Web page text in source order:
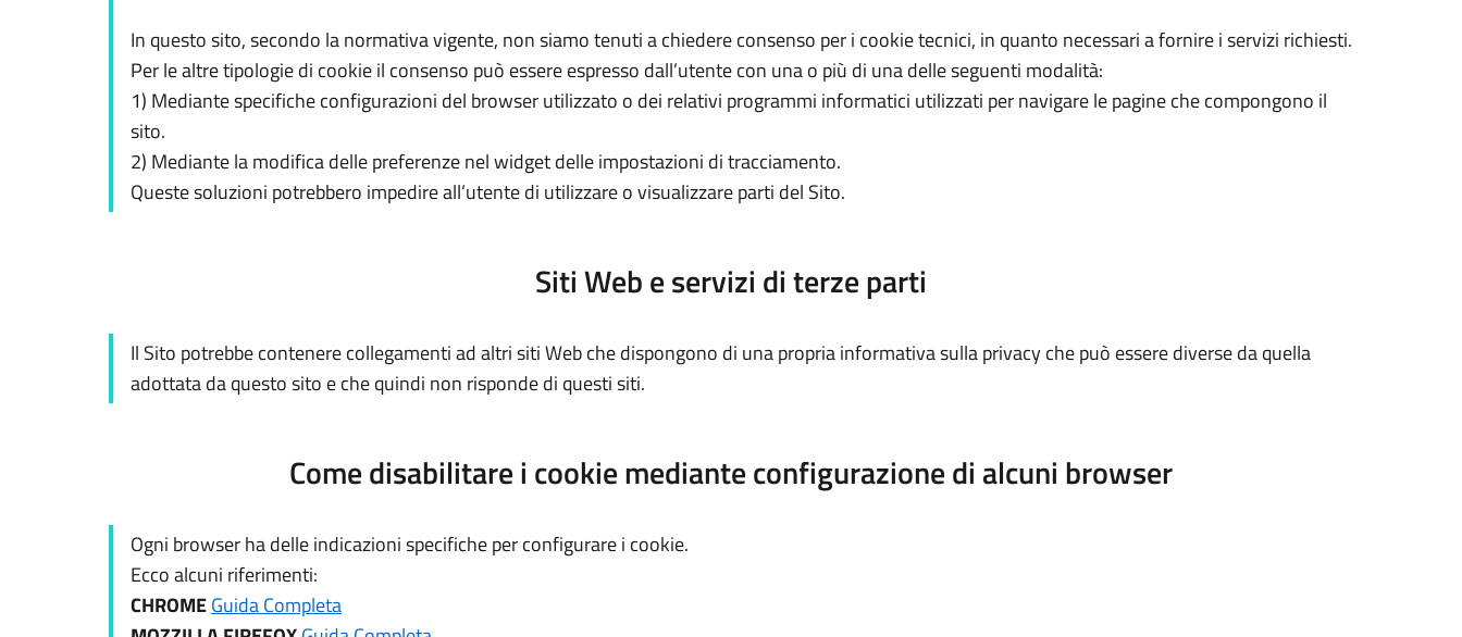
In questo sito, secondo la normativa vigente, non siamo tenuti a chiedere consenso per i cookie tecnici, in quanto necessari a fornire i servizi richiesti.
Per le altre tipologie di cookie il consenso può essere espresso dall’utente con una o più di una delle seguenti modalità:
1) Mediante specifiche configurazioni del browser utilizzato o dei relativi programmi informatici utilizzati per navigare le pagine che compongono il
sito.
2) Mediante la modifica delle preferenze nel widget delle impostazioni di tracciamento.
Queste soluzioni potrebbero impedire all’utente di utilizzare o visualizzare parti del Sito.
Siti Web e servizi di terze parti
Il Sito potrebbe contenere collegamenti ad altri siti Web che dispongono di una propria informativa sulla privacy che può essere diverse da quella
adottata da questo sito e che quindi non risponde di questi siti.
Come disabilitare i cookie mediante configurazione di alcuni browser
Ogni browser ha delle indicazioni specifiche per configurare i cookie.
Ecco alcuni riferimenti:
CHROMEGuida Completa